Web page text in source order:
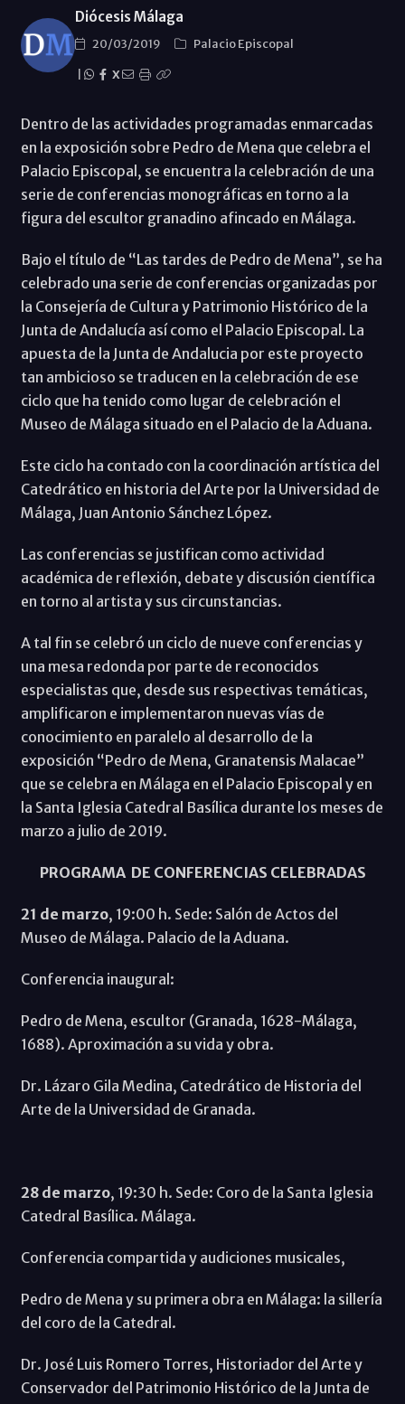
Diócesis Málaga
20/03/2019
Palacio Episcopal
X
Dentro de las actividades programadas enmarcadas
en la exposición sobre Pedro de Mena que celebra el
Palacio Episcopal, se encuentra la celebración de una
serie de conferencias monográficas en torno a la
figura del escultor granadino afincado en Málaga.
Bajo el título de “Las tardes de Pedro de Mena”, se ha
celebrado una serie de conferencias organizadas por
la Consejería de Cultura y Patrimonio Histórico de la
Junta de Andalucía así como el Palacio Episcopal. La
apuesta de la Junta de Andalucia por este proyecto
tan ambicioso se traducen en la celebración de ese
ciclo que ha tenido como lugar de celebración el
Museo de Málaga situado en el Palacio de la Aduana.
Este ciclo ha contado con la coordinación artística del
Catedrático en historia del Arte por la Universidad de
Málaga, Juan Antonio Sánchez López.
Las conferencias se justifican como actividad
académica de reflexión, debate y discusión científica
en torno al artista y sus circunstancias.
A tal fin se celebró un ciclo de nueve conferencias y
una mesa redonda por parte de reconocidos
especialistas que, desde sus respectivas temáticas,
amplificaron e implementaron nuevas vías de
conocimiento en paralelo al desarrollo de la
exposición “Pedro de Mena, Granatensis Malacae”
que se celebra en Málaga en el Palacio Episcopal y en
la Santa Iglesia Catedral Basílica durante los meses de
marzo a julio de 2019.
PROGRAMA DE CONFERENCIAS CELEBRADAS
21 de marzo, 19:00 h. Sede: Salón de Actos del
Museo de Málaga. Palacio de la Aduana.
Conferencia inaugural:
Pedro de Mena, escultor (Granada, 1628-Málaga,
1688). Aproximación a su vida y obra.
Dr. Lázaro Gila Medina, Catedrático de Historia del
Arte de la Universidad de Granada.
28 de marzo, 19:30 h. Sede: Coro de la Santa Iglesia
Catedral Basílica. Málaga.
Conferencia compartida y audiciones musicales,
Pedro de Mena y su primera obra en Málaga: la sillería
del coro de la Catedral.
Dr. José Luis Romero Torres, Historiador del Arte y
Conservador del Patrimonio Histórico de la Junta de